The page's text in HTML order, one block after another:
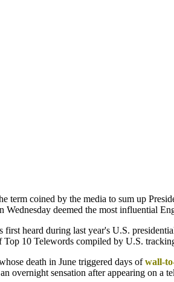
term coined by the media to sum up
Wednesday deemed the most influential
first heard during last year's U.S.
Top 10 Telewords compiled by U.S.
death in June triggered days ofwall-
overnight sensation after appearing on a